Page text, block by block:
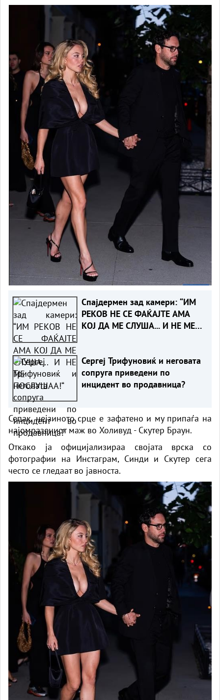
Спајдермен зад камери: “ИМ
РЕКОВ НЕ СЕ ФАЌАЈТЕ АМА
КОЈ ДА МЕ СЛУША... И НЕ МЕ
Сергеј Трифуновиќ и неговата
сопруга приведени по
инцидент во продавница?
Сепак, нејзиното срце е зафатено и му припаѓа на
најомразениот маж во Холивуд - Скутер Браун.
Откако ја официјализираа својата врска со
фотографии на Инстаграм, Синди и Скутер сега
често се гледаат во јавноста.